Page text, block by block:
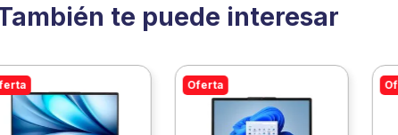
te puede interesar
Oferta